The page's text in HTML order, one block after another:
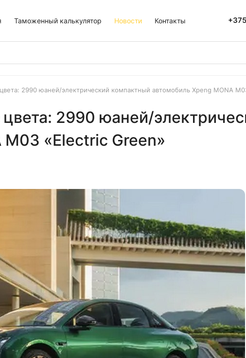
Таможенный калькулятор Новости Контакты
2990 юаней/электрический компактный автомобиль Xpeng MONA
2990 юаней/
«Electric Green»